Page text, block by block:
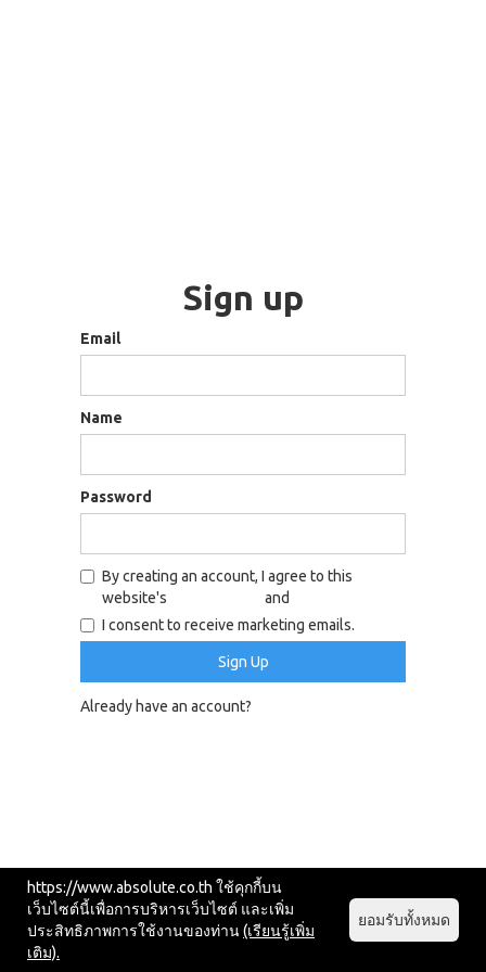
Sign up
Email
Name
Password
By creating an account, I agree to this
website's
and
I consent to receive marketing emails.
Already have an account?
https://www.absolute.co.th ใช้คุกกี้บน
เว็บไซต์นี้เพื่อการบริหารเว็บไซต์ และเพิ่ม
ประสิทธิภาพการใช้งานของท่าน(เรียนรู้เพิ่ม
เติม).
ยอมรับทั้งหมด